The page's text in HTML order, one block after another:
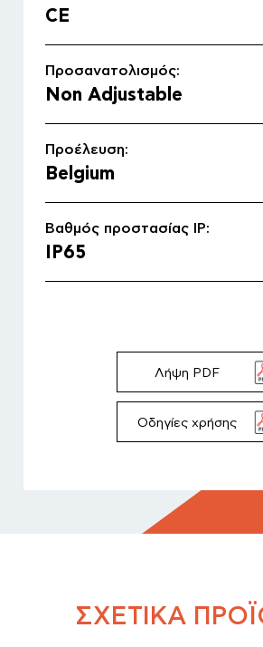
Ξενοδοχεία &
Ναυτιλία
Underwater
Γνωρίστε μας
Η ιστορία μας
Έργα
Workspace
Επικοινωνία
CE
Προσανατολισμός:
Non Adjustable
Προέλευση:
Belgium
Βαθμός προστασίας IP:
IP65
Λήψη PDF
Οδηγίες χρήσης
ΣΧΕΤΙΚΆ